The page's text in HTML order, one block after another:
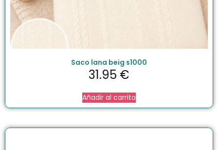
Saco lana beig s1000
31.95 €
Añadir al carrito